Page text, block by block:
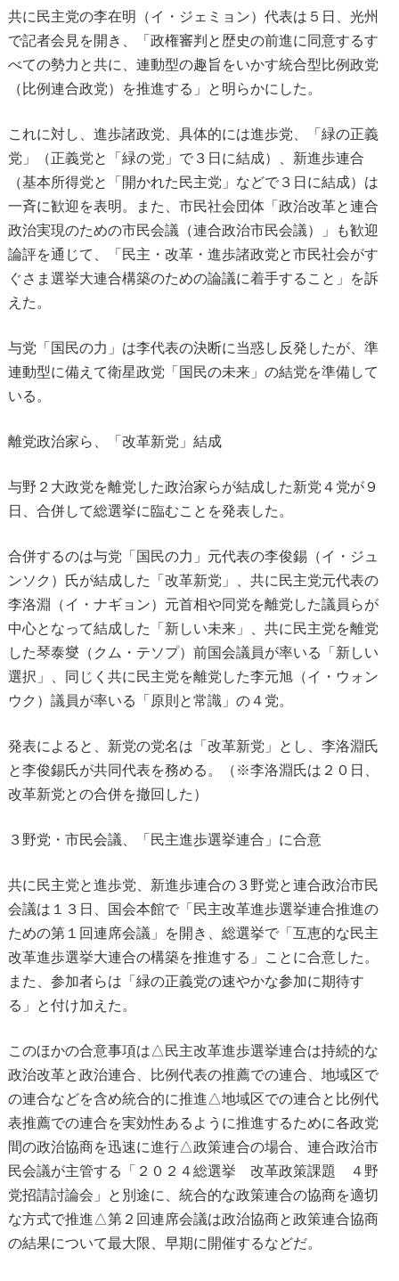
共に民主党の李在明（イ・ジェミョン）代表は５日、光州
で記者会見を開き、「政権審判と歴史の前進に同意するす
べての勢力と共に、連動型の趣旨をいかす統合型比例政党
（比例連合政党）を推進する」と明らかにした。
これに対し、進歩諸政党、具体的には進歩党、「緑の正義
党」（正義党と「緑の党」で３日に結成）、新進歩連合
（基本所得党と「開かれた民主党」などで３日に結成）は
一斉に歓迎を表明。また、市民社会団体「政治改革と連合
政治実現のための市民会議（連合政治市民会議）」も歓迎
論評を通じて、「民主・改革・進歩諸政党と市民社会がす
ぐさま選挙大連合構築のための論議に着手すること」を訴
えた。
与党「国民の力」は李代表の決断に当惑し反発したが、準
連動型に備えて衛星政党「国民の未来」の結党を準備して
いる。
離党政治家ら、「改革新党」結成
与野２大政党を離党した政治家らが結成した新党４党が９
日、合併して総選挙に臨むことを発表した。
合併するのは与党「国民の力」元代表の李俊錫（イ・ジュ
ンソク）氏が結成した「改革新党」、共に民主党元代表の
李洛淵（イ・ナギョン）元首相や同党を離党した議員らが
中心となって結成した「新しい未来」、共に民主党を離党
した琴泰燮（クム・テソプ）前国会議員が率いる「新しい
選択」、同じく共に民主党を離党した李元旭（イ・ウォン
ウク）議員が率いる「原則と常識」の４党。
発表によると、新党の党名は「改革新党」とし、李洛淵氏
と李俊錫氏が共同代表を務める。（※李洛淵氏は２０日、
改革新党との合併を撤回した）
３野党・市民会議、「民主進歩選挙連合」に合意
共に民主党と進歩党、新進歩連合の３野党と連合政治市民
会議は１３日、国会本館で「民主改革進歩選挙連合推進の
ための第１回連席会議」を開き、総選挙で「互恵的な民主
改革進歩選挙大連合の構築を推進する」ことに合意した。
また、参加者らは「緑の正義党の速やかな参加に期待す
る」と付け加えた。
このほかの合意事項は△民主改革進歩選挙連合は持続的な
政治改革と政治連合、比例代表の推薦での連合、地域区で
の連合などを含め統合的に推進△地域区での連合と比例代
表推薦での連合を実効性あるように推進するために各政党
間の政治協商を迅速に進行△政策連合の場合、連合政治市
民会議が主管する「２０２４総選挙 改革政策課題 ４野
党招請討論会」と別途に、統合的な政策連合の協商を適切
な方式で推進△第２回連席会議は政治協商と政策連合協商
の結果について最大限、早期に開催するなどだ。